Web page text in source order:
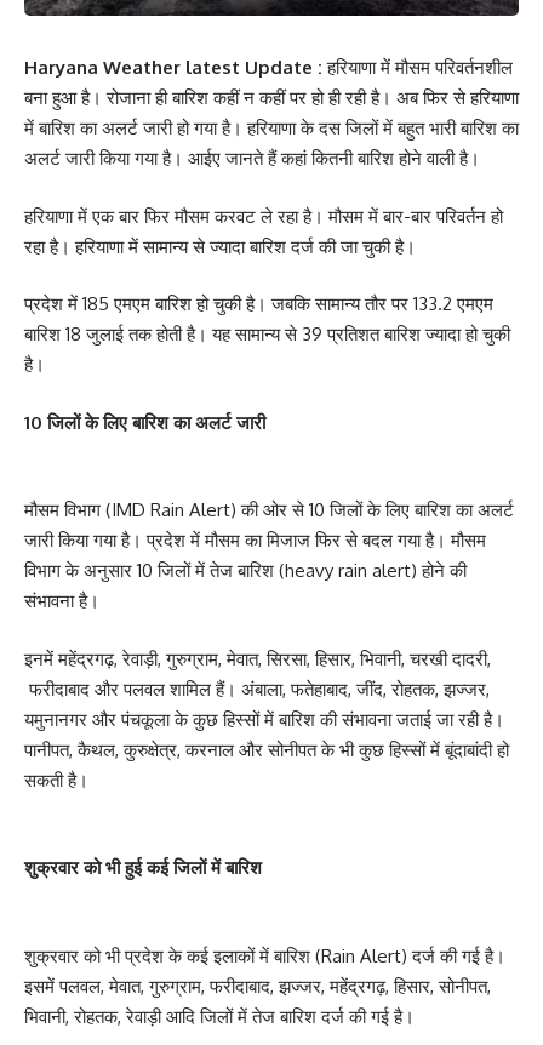
Haryana Weather latest Update :हरियाणा में मौसम परिवर्तनशील
बना हुआ है। रोजाना ही बारिश कहीं न कहीं पर हो ही रही है। अब फिर से हरियाणा
में बारिश का अलर्ट जारी हो गया है। हरियाणा के दस जिलों में बहुत भारी बारिश का
अलर्ट जारी किया गया है। आईए जानते हैं कहां कितनी बारिश होने वाली है।
हरियाणा में एक बार फिर मौसम करवट ले रहा है। मौसम में बार-बार परिवर्तन हो
रहा है। हरियाणा में सामान्य से ज्यादा बारिश दर्ज की जा चुकी है।
प्रदेश में 185 एमएम बारिश हो चुकी है। जबकि सामान्य तौर पर 133.2 एमएम
बारिश 18 जुलाई तक होती है। यह सामान्य से 39 प्रतिशत बारिश ज्यादा हो चुकी
है।
10 जिलों के लिए बारिश का अलर्ट जारी
मौसम विभाग (IMD Rain Alert) की ओर से 10 जिलों के लिए बारिश का अलर्ट
जारी किया गया है। प्रदेश में मौसम का मिजाज फिर से बदल गया है। मौसम
विभाग के अनुसार 10 जिलों में तेज बारिश (heavy rain alert) होने की
संभावना है।
इनमें महेंद्रगढ़, रेवाड़ी, गुरुग्राम, मेवात, सिरसा, हिसार, भिवानी, चरखी दादरी,
फरीदाबाद और पलवल शामिल हैं। अंबाला, फतेहाबाद, जींद, रोहतक, झज्जर,
यमुनानगर और पंचकूला के कुछ हिस्सों में बारिश की संभावना जताई जा रही है।
पानीपत, कैथल, कुरुक्षेत्र, करनाल और सोनीपत के भी कुछ हिस्सों में बूंदाबांदी हो
सकती है।
शुक्रवार को भी हुई कई जिलों में बारिश
शुक्रवार को भी प्रदेश के कई इलाकों में बारिश (Rain Alert) दर्ज की गई है।
इसमें पलवल, मेवात, गुरुग्राम, फरीदाबाद, झज्जर, महेंद्रगढ़, हिसार, सोनीपत,
भिवानी, रोहतक, रेवाड़ी आदि जिलों में तेज बारिश दर्ज की गई है।